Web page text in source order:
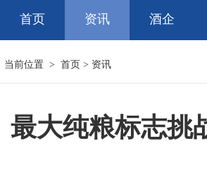
首页 资讯 酒企
当前位置 > 首页 > 资讯
最大纯粮标志挑